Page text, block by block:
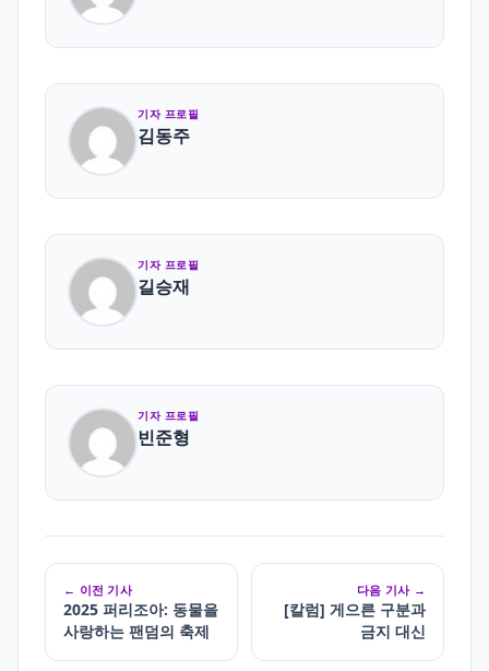
기자 프로필
김동주
기자 프로필
길승재
기자 프로필
빈준형
← 이전 기사
2025 퍼리조아: 동물을
사랑하는 팬덤의 축제
다음 기사 →
[칼럼] 게으른 구분과
금지 대신